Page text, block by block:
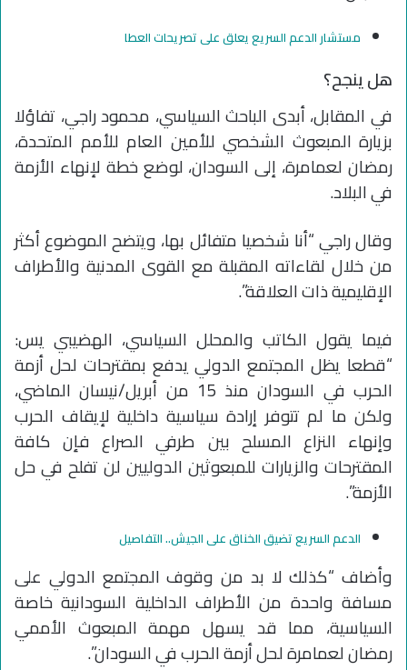
مستشار الدعم السريع يعلق على تصريحات العطا
هل ينجح؟
في المقابل، أبدى الباحث السياسي، محمود راجي، تفاؤلا
بزيارة المبعوث الشخصي للأمين العام للأمم المتحدة،
رمضان لعمامرة، إلى السودان، لوضع خطة لإنهاء الأزمة
في البلاد.
وقال راجي “أنا شخصيا متفائل بها، ويتضح الموضوع أكثر
من خلال لقاءاته المقبلة مع القوى المدنية والأطراف
الإقليمية ذات العلاقة”.
فيما يقول الكاتب والمحلل السياسي، الهضيبي يس:
“قطعا يظل المجتمع الدولي يدفع بمقترحات لحل أزمة
الحرب في السودان منذ 15 من أبريل/نيسان الماضي،
ولكن ما لم تتوفر إرادة سياسية داخلية لإيقاف الحرب
وإنهاء النزاع المسلح بين طرفي الصراع فإن كافة
المقترحات والزيارات للمبعوثين الدوليين لن تفلح في حل
الأزمة”.
الدعم السريع تضيق الخناق على الجيش.. التفاصيل
وأضاف “كذلك لا بد من وقوف المجتمع الدولي على
مسافة واحدة من الأطراف الداخلية السودانية خاصة
السياسية، مما قد يسهل مهمة المبعوث الأممي
رمضان لعمامرة لحل أزمة الحرب في السودان”.